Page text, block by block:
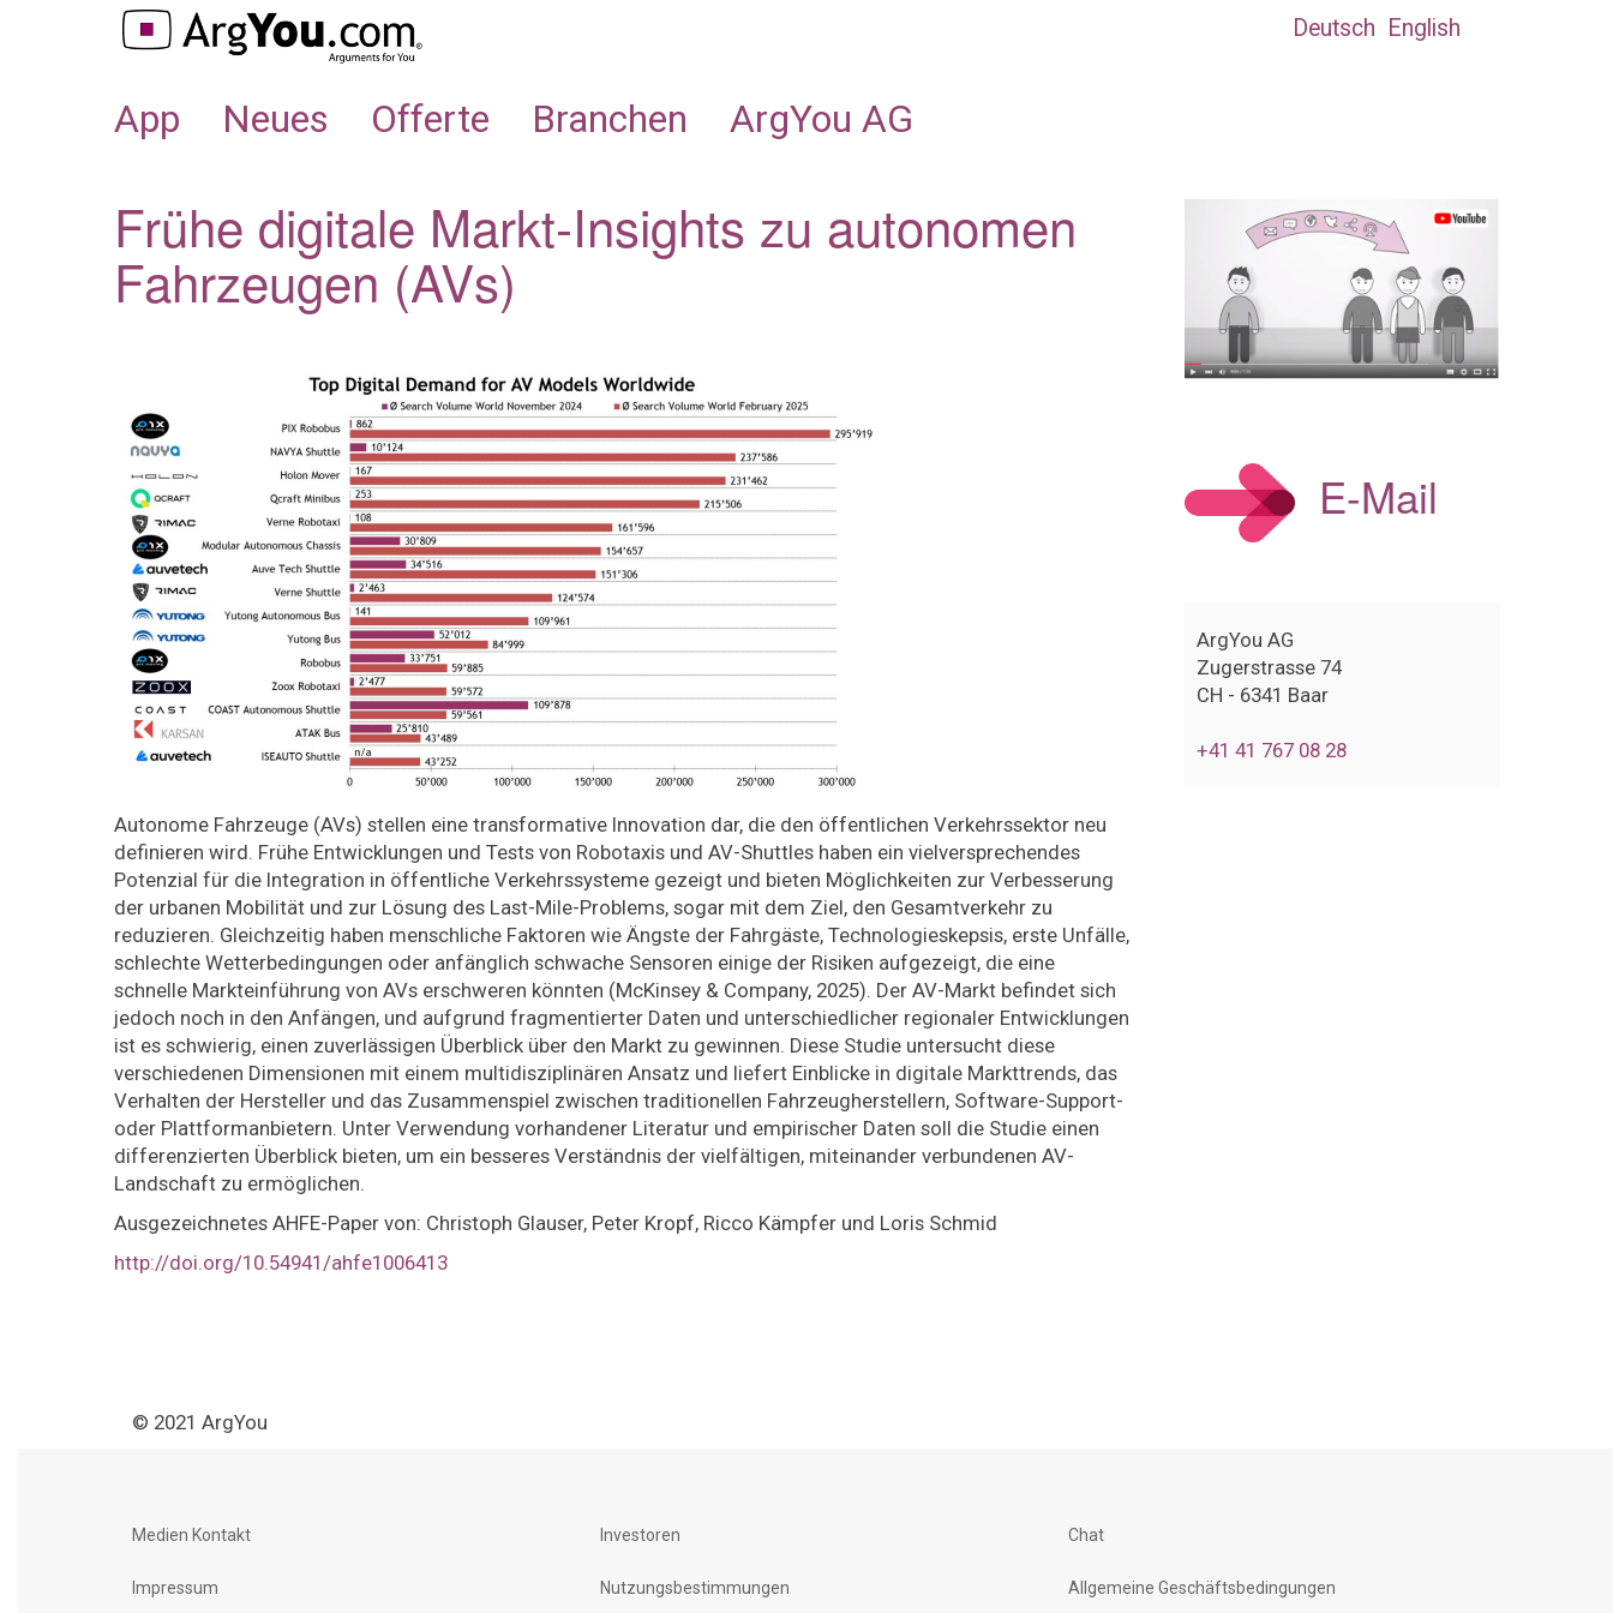
Deutsch English
App Neues Offerte Branchen ArgYou AG
Frühe digitale Markt-Insights zu autonomen
Fahrzeugen (AVs)
Autonome Fahrzeuge (AVs) stellen eine transformative Innovation dar, die den öffentlichen Verkehrssektor neu
definieren wird. Frühe Entwicklungen und Tests von Robotaxis und AV-Shuttles haben ein vielversprechendes
Potenzial für die Integration in öffentliche Verkehrssysteme gezeigt und bieten Möglichkeiten zur Verbesserung
der urbanen Mobilität und zur Lösung des Last-Mile-Problems, sogar mit dem Ziel, den Gesamtverkehr zu
reduzieren. Gleichzeitig haben menschliche Faktoren wie Ängste der Fahrgäste, Technologieskepsis, erste Unfälle,
schlechte Wetterbedingungen oder anfänglich schwache Sensoren einige der Risiken aufgezeigt, die eine
schnelle Markteinführung von AVs erschweren könnten (McKinsey & Company, 2025). Der AV-Markt befindet sich
jedoch noch in den Anfängen, und aufgrund fragmentierter Daten und unterschiedlicher regionaler Entwicklungen
ist es schwierig, einen zuverlässigen Überblick über den Markt zu gewinnen. Diese Studie untersucht diese
verschiedenen Dimensionen mit einem multidisziplinären Ansatz und liefert Einblicke in digitale Markttrends, das
Verhalten der Hersteller und das Zusammenspiel zwischen traditionellen Fahrzeugherstellern, Software-Support-
oder Plattformanbietern. Unter Verwendung vorhandener Literatur und empirischer Daten soll die Studie einen
differenzierten Überblick bieten, um ein besseres Verständnis der vielfältigen, miteinander verbundenen AV-
Landschaft zu ermöglichen.
Ausgezeichnetes AHFE-Paper von: Christoph Glauser, Peter Kropf, Ricco Kämpfer und Loris Schmid
http://doi.org/10.54941/ahfe1006413
E-Mail
ArgYou AG
Zugerstrasse 74
CH - 6341 Baar
+41 41 767 08 28
© 2021 ArgYou
Medien Kontakt
Impressum
Investoren
Nutzungsbestimmungen
Chat
Allgemeine Geschäftsbedingungen